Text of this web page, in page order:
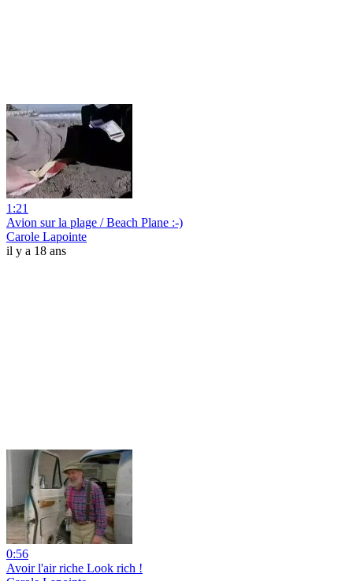
1:21
Avion sur la plage / Beach Plane :-)
Carole Lapointe
il y a 18 ans
0:56
Avoir l'air riche Look rich !